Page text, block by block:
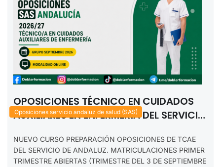
Oposiciones servicio andaluz de salud (SAS)
OPOSICIONES TÉCNICO EN CUIDADOS
AUXILIARES EN ENFERMERÍA DEL SERVICIO
NUEVO CURSO PREPARACIÓN OPOSICIONES DE TCAE
DEL SERVICIO DE ANDALUZ. MATRICULACIONES PRIMER
TRIMESTRE ABIERTAS (TRIMESTRE DEL 3 DE SEPTIEMBRE